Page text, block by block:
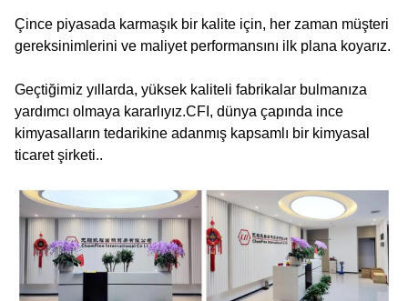
Çince piyasada karmaşık bir kalite için, her zaman müşteri
gereksinimlerini ve maliyet performansını ilk plana koyarız.
Geçtiğimiz yıllarda, yüksek kaliteli fabrikalar bulmanıza
yardımcı olmaya kararlıyız.CFI, dünya çapında ince
kimyasalların tedarikine adanmış kapsamlı bir kimyasal
ticaret şirketi..